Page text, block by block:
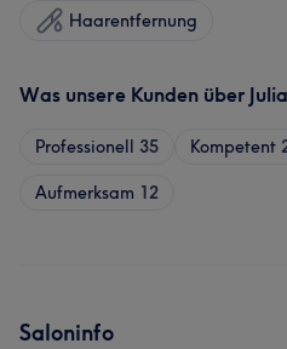
Haarentfernung
Was unsere Kunden über
Professionell 35 Kompetent
Aufmerksam 12
Saloninfo